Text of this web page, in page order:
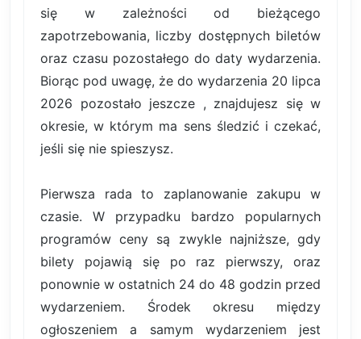
się w zależności od bieżącego
zapotrzebowania, liczby dostępnych biletów
oraz czasu pozostałego do daty wydarzenia.
Biorąc pod uwagę, że do wydarzenia 20 lipca
2026 pozostało jeszcze , znajdujesz się w
okresie, w którym ma sens śledzić i czekać,
jeśli się nie spieszysz.
Pierwsza rada to zaplanowanie zakupu w
czasie. W przypadku bardzo popularnych
programów ceny są zwykle najniższe, gdy
bilety pojawią się po raz pierwszy, oraz
ponownie w ostatnich 24 do 48 godzin przed
wydarzeniem. Środek okresu między
ogłoszeniem a samym wydarzeniem jest